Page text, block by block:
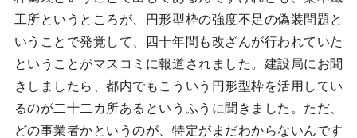
工所というところが、円形型枠の強度不足の偽装問題と
いうことで発覚して、四十年間も改ざんが行われていた
ということがマスコミに報道されました。建設局にお聞
きしましたら、都内でもこういう円形型枠を活用してい
るのが二十二カ所あるというふうに聞きました。ただ、
どの事業者かというのが、特定がまだわからないんです